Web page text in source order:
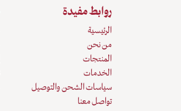
روابط مفيدة
الرئيسية
من نحن
المنتجات
الخدمات
سياسات الشحن والتوصيل
تواصل معنا